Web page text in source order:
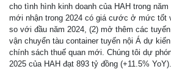
cho tình hình kinh doanh của HAH trong
mới nhận trong 2024 có giá cước ở mức tốt
so với đầu năm 2024, (2) mở thêm các
vận chuyển tàu container tuyến nội Á dự
chính sách thuế quan mới. Chúng tôi dự
2025 của HAH đạt 893 tỷ đồng (+11.5% YoY).